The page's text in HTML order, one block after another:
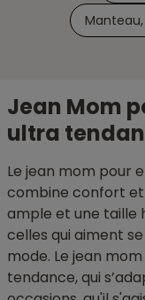
Jean Mom
ultra
Le jean mom pour
combine confort
ample et une taille
celles qui aiment
mode. Le jean
tendance, qui